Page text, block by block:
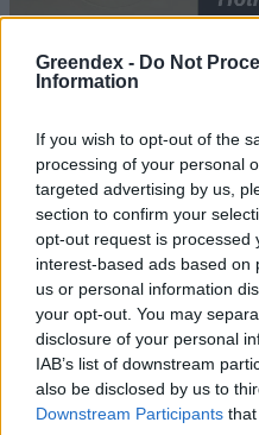
Greendex - Do Not
Information
If you wish to opt-out of the
processing of your personal
targeted advertising by us,
section to confirm your
opt-out request is processed
interest-based ads based on
us or personal information
your opt-out. You may
disclosure of your personal
IAB’s list of downstream
also be disclosed by us to
Downstream Participants
„Mindegy már,
víz, csak víz legyen” |
Holnapután
55:58
Nem csak
– 8
érdemes